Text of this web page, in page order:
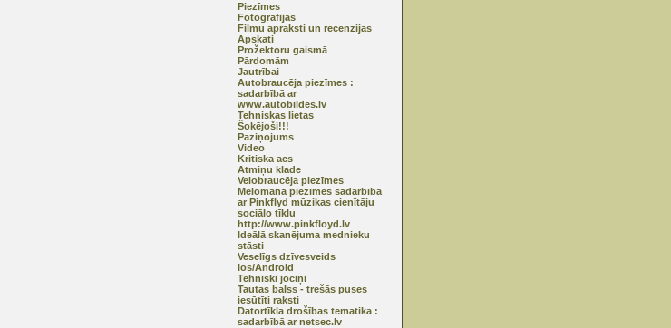
Piezīmes
Fotogrāfijas
Filmu apraksti un recenzijas
Apskati
Prožektoru gaismā
Pārdomām
Jautrībai
Autobraucēja piezīmes :
sadarbībā ar
www.autobildes.lv
Tehniskas lietas
Šokējoši!!!
Paziņojums
Video
Kritiska acs
Atmiņu klade
Velobraucēja piezīmes
Melomāna piezīmes sadarbībā
ar Pinkflyd mūzikas cienītāju
sociālo tīklu
http://www.pinkfloyd.lv
Ideālā skanējuma mednieku
stāsti
Veselīgs dzīvesveids
Ios/Android
Tehniski jociņi
Tautas balss - trešās puses
iesūtīti raksti
Datortīkla drošības tematika :
sadarbībā ar netsec.lv